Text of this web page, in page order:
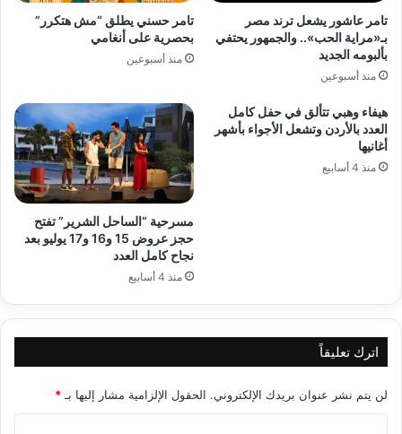
تامر عاشور يشعل ترند مصر
بـ«مراية الحب».. والجمهور يحتفي
بألبومه الجديد
منذ أسبوعين
تامر حسني يطلق “مش هتكرر”
بحصرية على أنغامي
منذ أسبوعين
هيفاء وهبي تتألق في حفل كامل
العدد بالأردن وتشعل الأجواء بأشهر
أغانيها
منذ 4 أسابيع
مسرحية “الساحل الشرير” تفتح
حجز عروض 15 و16 و17 يوليو بعد
نجاح كامل العدد
منذ 4 أسابيع
اترك تعليقاً
لن يتم نشر عنوان بريدك الإلكتروني. الحقول الإلزامية مشار إليها بـ*